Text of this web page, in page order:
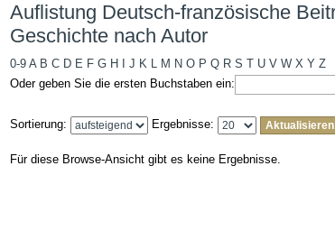
Auflistung Deutsch-französische
Geschichte nach Autor
0-9 A B C D E F G H J K L M N O P Q R S T U V W X Y Z
Oder geben Sie die ersten Buchstaben ein:
Sortierung: Ergebnisse:
Für diese Browse-Ansicht gibt es keine Ergebnisse.